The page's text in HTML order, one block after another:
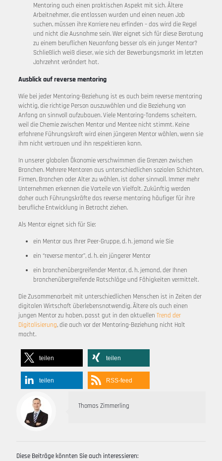
Mentoring auch einen praktischen Aspekt mit sich. Ältere
Arbeitnehmer, die entlassen wurden und einen neuen Job
suchen, müssen ihre Karriere neu erfinden – das wird die Regel
und nicht die Ausnahme sein. Wer eignet sich für diese Beratung
zu einem beruflichen Neuanfang besser als ein junger Mentor?
Schließlich weiß dieser, wie sich der Bewerbungsmarkt im letzten
Jahrzehnt verändert hat.
Ausblick auf reverse mentoring
Wie bei jeder Mentoring-Beziehung ist es auch beim reverse mentoring
wichtig, die richtige Person auszuwählen und die Beziehung von
Anfang an sinnvoll aufzubauen. Viele Mentoring-Tandems scheitern,
weil die Chemie zwischen Mentor und Mentee nicht stimmt. Keine
erfahrene Führungskraft wird einen jüngeren Mentor wählen, wenn sie
ihm nicht vertrauen und ihn respektieren kann.
In unserer globalen Ökonomie verschwimmen die Grenzen zwischen
Branchen. Mehrere Mentoren aus unterschiedlichen sozialen Schichten,
Firmen, Branchen oder Alter zu wählen, ist daher sinnvoll. Immer mehr
Unternehmen erkennen die Vorteile von Vielfalt. Zukünftig werden
daher auch Führungskräfte das reverse mentoring häufiger für ihre
berufliche Entwicklung in Betracht ziehen.
Als Mentor eignet sich für Sie:
ein Mentor aus Ihrer Peer-Gruppe, d. h. jemand wie Sie
ein “reverse mentor”, d. h. ein jüngerer Mentor
ein branchenübergreifender Mentor, d. h. jemand, der Ihnen
branchenübergreifende Ratschläge und Fähigkeiten vermittelt.
Die Zusammenarbeit mit unterschiedlichen Menschen ist in Zeiten der
digitalen Wirtschaft überlebensnotwendig. Ältere als auch einen
jungen Mentor zu haben, passt gut in den aktuellen Trend der
Digitalisierung, die auch vor der Mentoring-Beziehung nicht Halt
macht.
teilen teilen
teilen RSS-feed
Thomas Zimmerling
Diese Beiträge könnten Sie auch interessieren: